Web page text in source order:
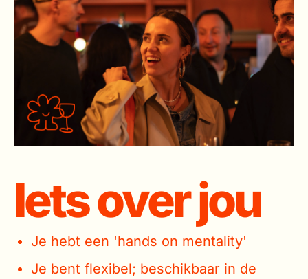
Iets over jou
Je hebt een 'hands on mentality'
Je bent flexibel; beschikbaar in de